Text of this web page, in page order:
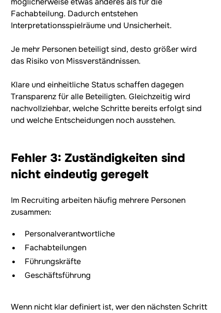
Fachabteilung. Dadurch entstehen
Interpretationsspielräume und Unsicherheit.
Je mehr Personen beteiligt sind, desto größer wird
das Risiko von Missverständnissen.
Klare und einheitliche Status schaffen dagegen
Transparenz für alle Beteiligten. Gleichzeitig wird
nachvollziehbar, welche Schritte bereits erfolgt sind
und welche Entscheidungen noch ausstehen.
Fehler 3: Zuständigkeiten sind
nicht eindeutig geregelt
Im Recruiting arbeiten häufig mehrere Personen
zusammen:
Personalverantwortliche
Fachabteilungen
Führungskräfte
Geschäftsführung
Wenn nicht klar definiert ist, wer den nächsten Schritt